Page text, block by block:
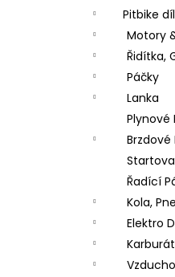
Pitbike
Motory
Řidítka,
Páčky
Lanka
Plynové
Brzdové
Řadící
Kola,
Elektro
PITBIKE
6CM STOMP,
180 Kč